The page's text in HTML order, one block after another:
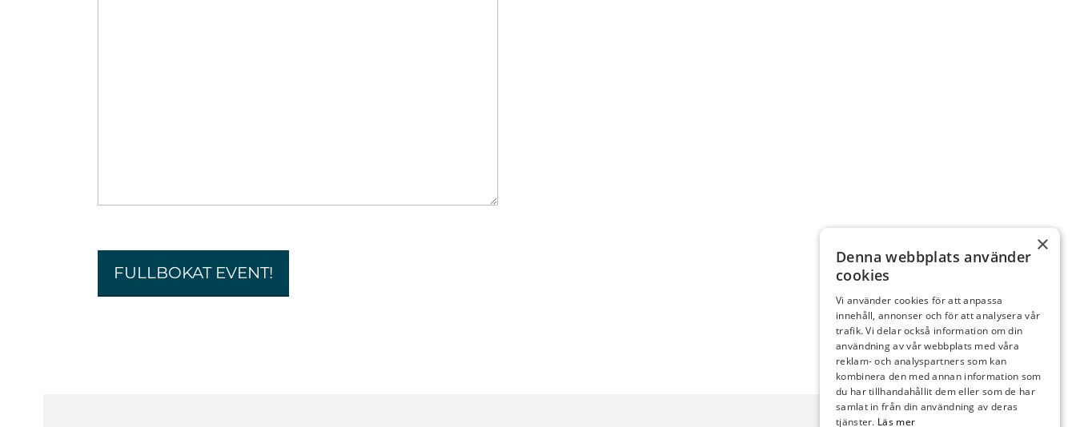
×
Denna webbplats använder
cookies
Vi använder cookies för att anpassa
innehåll, annonser och för att analysera vår
trafik. Vi delar också information om din
användning av vår webbplats med våra
reklam- och analyspartners som kan
kombinera den med annan information som
du har tillhandahållit dem eller som de har
samlat in från din användning av deras
tjänster. Läs mer